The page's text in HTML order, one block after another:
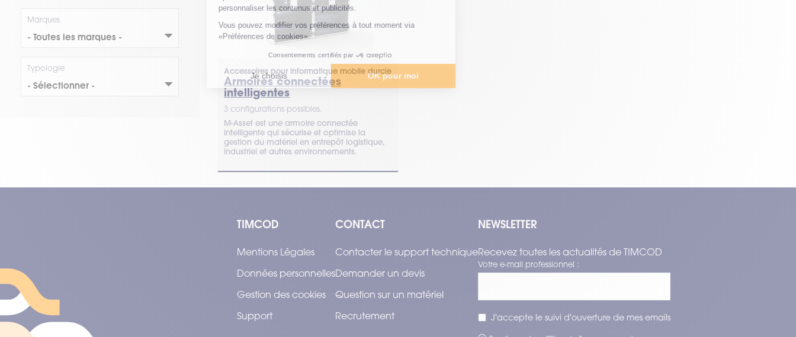
Marques
Typologie Accessoires pour informatique mobile durcie
Armoires connectées
intelligentes
3 configurations possibles.
M-Asset est une armoire connectée
intelligente qui sécurise et optimise la
gestion du matériel en entrepôt logistique,
industriel et autres environnements.
TIMCOD
Mentions Légales
Données personnelles
Gestion des cookies
Support
CONTACT
Contacter le support technique
Demander un devis
Question sur un matériel
Recrutement
NEWSLETTER
Recevez toutes les actualités de TIMCOD
Votre e-mail professionnel :
J'accepte le suivi d'ouverture de mes emails